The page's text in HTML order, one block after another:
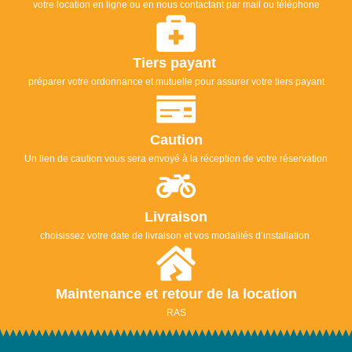
votre location en ligne ou en nous contactant par mail ou téléphone
Tiers payant
préparer votre ordonnance et mutuelle pour assurer votre tiers payant
Caution
Un lien de caution vous sera envoyé à la réception de votre réservation
Livraison
choisissez votre date de livraison et vos modalités d’installation
Maintenance et retour de la location
RAS